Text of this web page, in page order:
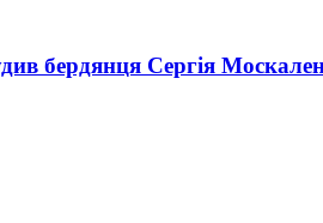
бердянця Сергія